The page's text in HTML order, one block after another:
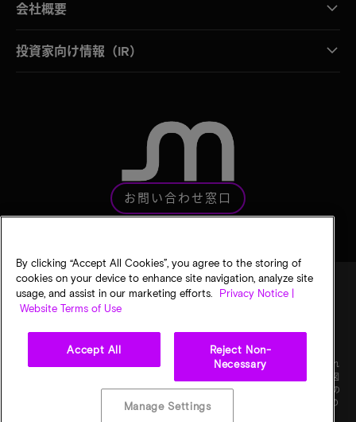
会社概要
投資家向け情報（IR）
お問い合わせ窓口
2026
Micron Technology, Inc. All rights reserved. 情報、製品、仕様は予告なく変更され
ることがあります。すべての情報は何らの保証なく「現状有姿」の状態で提供されます。図
画の縮尺は正確ではありません。マイクロン、マイクロンのロゴ、およびその他のすべての
マイクロンの商標はMicron Technology, Inc.に帰属します。他のすべての商標はそれぞれの
By clicking “Accept All Cookies”, you agree to the storing of
cookies on your device to enhance site navigation, analyze site
usage, and assist in our marketing efforts.
Privacy Notice |
Website Terms of Use
Accept All
Reject Non-
Necessary
Manage Settings